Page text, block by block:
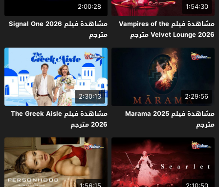
1:54:30
مشاهدة فيلم Vampires of the
Velvet Lounge 2026 مترجم
2:00:28
مشاهدة فيلم Signal One 2026
مترجم
2:29:56
مشاهدة فيلم Marama 2025
مترجم
2:30:13
مشاهدة فيلم The Greek Aisle
2026 مترجم